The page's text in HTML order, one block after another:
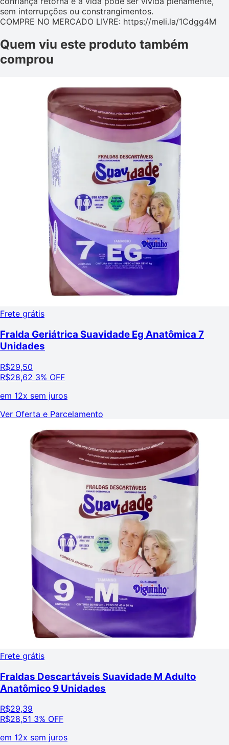
sem interrupções ou constrangimentos.
COMPRE NO MERCADO LIVRE: https://meli.la/1Cdgg4M
Quem viu este produto também
comprou
Frete grátis
Fralda Geriátrica Suavidade Eg Anatômica 7
Unidades
R$29,50
R$28,62 3% OFF
em 12x sem juros
Ver Oferta e Parcelamento
Frete grátis
Fraldas Descartáveis Suavidade M Adulto
Anatômico 9 Unidades
R$29,39
R$28,51 3% OFF
em 12x sem juros